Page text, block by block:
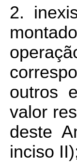
2.
outros
valor
deste
inciso